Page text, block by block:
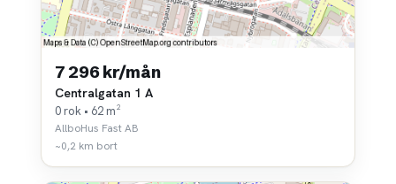
7 296 kr/mån
Centralgatan 1 A
0 rok • 62 m²
AllboHus Fast AB
~0,2 km bort